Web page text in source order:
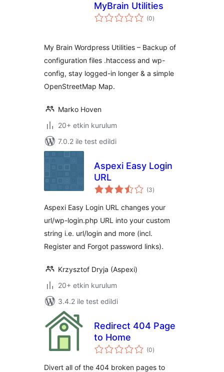
MyBrain Utilities
(0toplam
puan
)
My Brain Wordpress Utilities – Backup of
configuration files .htaccess and wp-
config, stay logged-in longer & a simple
OpenStreetMap Map.
Marko Hoven
20+ etkin kurulum
7.0.2 ile test edildi
Aspexi Easy Login
URL
(3toplam
puan
)
Aspexi Easy Login URL changes your
url/wp-login.php URL into your custom
string i.e. url/login and more (incl.
Register and Forgot password links).
Krzysztof Dryja (Aspexi)
20+ etkin kurulum
3.4.2 ile test edildi
Redirect 404 Page
to Home
(0toplam
puan
)
Divert all of the 404 broken pages to